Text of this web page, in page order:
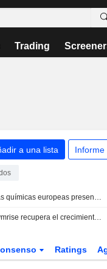
Trading
a una lista Informe
Las químicas europeas presentan resultados sólidos en el segundo trimestre pero mantienen la cautela sobre las perspectivas
Symrise recupera el crecimiento orgánico y reafirma sus objetivos anuales
Ratings